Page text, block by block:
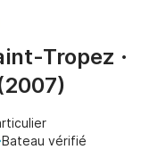
Tropez ·
Bateau vérifié